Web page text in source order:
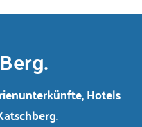
Hotels